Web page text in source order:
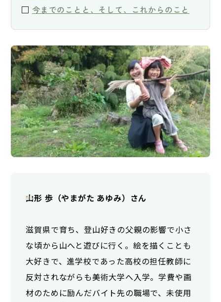
□ 今までのことと、そして、これからのこと
山形 歩（やまがた あゆみ）さん
滋賀県で育ち、登山好きの父親の影響で小さ
な頃から山へと遊びに行く。絵を描くことも
大好きで、進学校であった高校の担任教師に
反対されながらも美術大学へ入学。学費や画
材のために励んだバイト先の職場で、未使用